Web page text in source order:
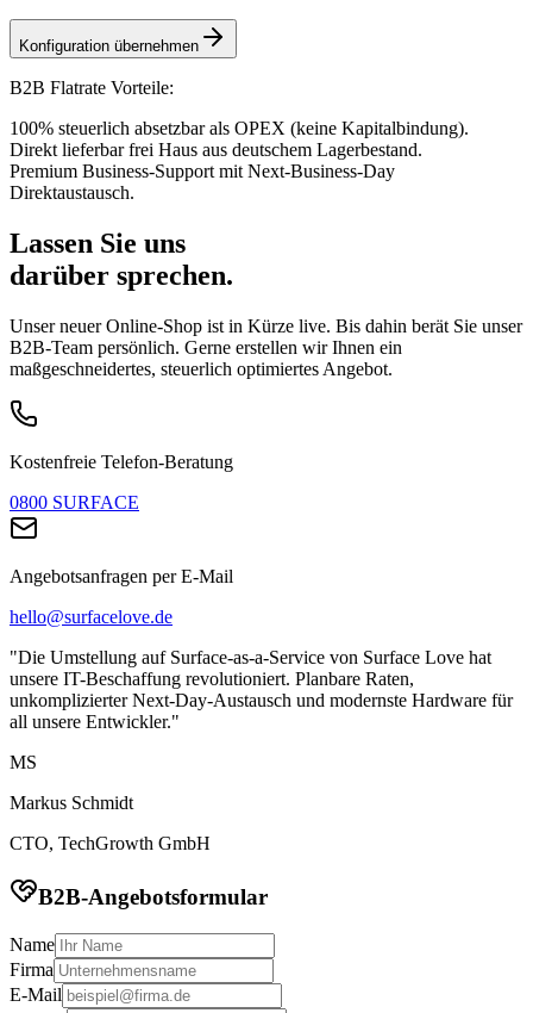
Konfiguration übernehmen
B2B Flatrate Vorteile:
100% steuerlich absetzbar als OPEX (keine Kapitalbindung).
Direkt lieferbar frei Haus aus deutschem Lagerbestand.
Premium Business-Support mit Next-Business-Day
Direktaustausch.
Lassen Sie uns
darüber sprechen.
Unser neuer Online-Shop ist in Kürze live. Bis dahin berät Sie unser
B2B-Team persönlich. Gerne erstellen wir Ihnen ein
maßgeschneidertes, steuerlich optimiertes Angebot.
Kostenfreie Telefon-Beratung
0800 SURFACE
Angebotsanfragen per E-Mail
hello@surfacelove.de
"Die Umstellung auf Surface-as-a-Service von Surface Love hat
unsere IT-Beschaffung revolutioniert. Planbare Raten,
unkomplizierter Next-Day-Austausch und modernste Hardware für
all unsere Entwickler."
MS
Markus Schmidt
CTO, TechGrowth GmbH
B2B-Angebotsformular
Name
Firma
E-Mail